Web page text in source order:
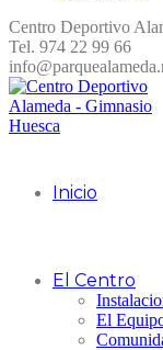
Centro Deportivo
Tel. 974 22 99 66
Inicio
El Centro
El